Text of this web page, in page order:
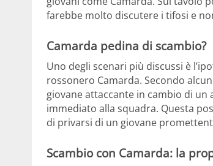
farebbe molto discutere i tifosi e
Camarda pedina di scambio?
Uno degli scenari più discussi è
rossonero Camarda. Secondo
giovane attaccante in cambio di
immediato alla squadra. Questa
di privarsi di un giovane
Scambio con Camarda: la